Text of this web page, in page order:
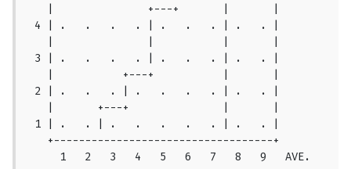
   |               +---+       |       |
4 | .   .   .   . | .   .   . | .   . |
3 | .   .   .   . | .   .   . | .   . |
   |           +---+           |       |
2 | .   .   . | .   .   .   . | .   . |
1 | .   . | .   .   .   .   . | .   . |
   +-----------------------------------+
     1   2   3   4   5   6   7   8   9   AVE.